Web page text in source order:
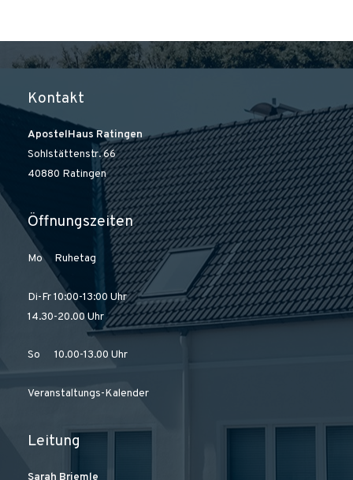
Kontakt
ApostelHaus Ratingen
Sohlstättenstr. 66
40880 Ratingen
Öffnungszeiten
Mo Ruhetag
Di-Fr 10:00-13:00 Uhr
14.30-20.00 Uhr
So 10.00-13.00 Uhr
Veranstaltungs-Kalender
Leitung